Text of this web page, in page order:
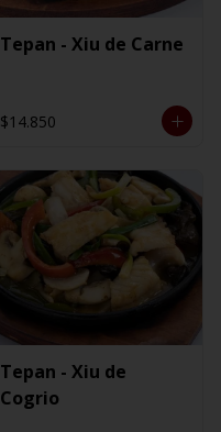
Tepan - Xiu de Carne
$14.850
Tepan - Xiu de
Cogrio